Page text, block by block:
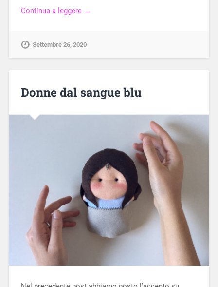
Continua a leggere →
Settembre 26, 2020
Donne dal sangue blu